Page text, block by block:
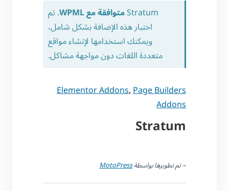
Stratumمتوافقة مع WPML
. تم
اختبار هذه الإضافة بشكل شامل،
ويمكنك استخدامها لإنشاء مواقع
متعددة اللغات دون مواجهة مشاكل.
Elementor Addons,Page Builders
Addons
Stratum
– تم تطويرها بواسطةMotoPress